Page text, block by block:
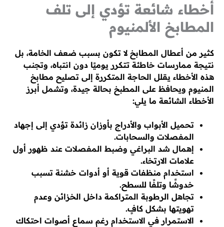
أخطاء شائعة تؤدي إلى تلف
المطابخ الألمنيوم
كثير من أعطال المطابخ لا تكون بسبب ضعف الخامة، بل
نتيجة ممارسات خاطئة تتكرر يوميًا دون انتباه، وتجنب
هذه الأخطاء يقلل الحاجة المتكررة إلى تصليح مطابخ
المنيوم ويحافظ على المطبخ بحالة جيدة، وتشمل أبرز
الأخطاء الشائعة ما يلي:
تحميل الأبواب والأدراج بأوزان زائدة تؤدي إلى إجهاد
المفصلات والسحابات.
إهمال شد البراغي وضبط المفصلات عند ظهور أول
علامات الارتخاء.
استخدام منظفات قوية أو أدوات خشنة تسبب
خدوشًا وتلفًا للسطح.
تجاهل الرطوبة المتراكمة داخل الخزائن وعدم
تهويتها بشكل كافٍ.
الاستمرار في الاستخدام رغم سماع أصوات احتكاك